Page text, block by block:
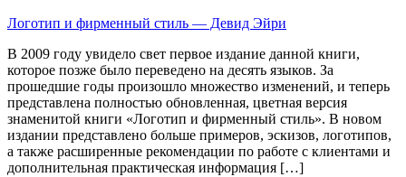
Логотип и фирменный стиль — Девид Эйри
В 2009 году увидело свет первое издание данной книги,
которое позже было переведено на десять языков. За
прошедшие годы произошло множество изменений, и теперь
представлена полностью обновленная, цветная версия
знаменитой книги «Логотип и фирменный стиль». В новом
издании представлено больше примеров, эскизов, логотипов,
а также расширенные рекомендации по работе с клиентами и
дополнительная практическая информация […]